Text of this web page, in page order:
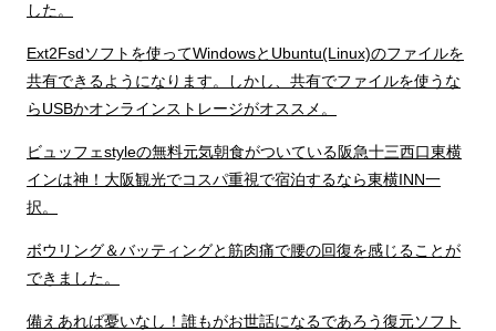
した。
Ext2Fsdソフトを使ってWindowsとUbuntu(Linux)のファイルを
共有できるようになります。しかし、共有でファイルを使うな
らUSBかオンラインストレージがオススメ。
ビュッフェstyleの無料元気朝食がついている阪急十三西口東横
インは神！大阪観光でコスパ重視で宿泊するなら東横INN一
択。
ボウリング＆バッティングと筋肉痛で腰の回復を感じることが
できました。
備えあれば憂いなし！誰もがお世話になるであろう復元ソフト